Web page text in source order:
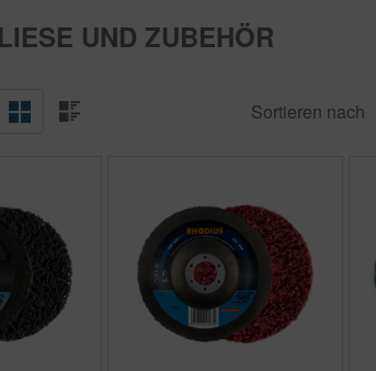
UND ZUBEHÖR
Sortieren nach